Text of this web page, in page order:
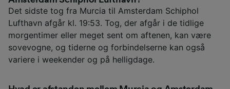
Det sidste tog fra Murcia til Amsterdam Schiphol
Lufthavn afgår kl. 19:53. Tog, der afgår i de tidlige
morgentimer eller meget sent om aftenen, kan være
sovevogne, og tiderne og forbindelserne kan også
variere i weekender og på helligdage.